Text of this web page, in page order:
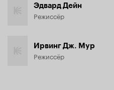
Эдвард Дейн
Режиссёр
Ирвинг Дж. Мур
Режиссёр